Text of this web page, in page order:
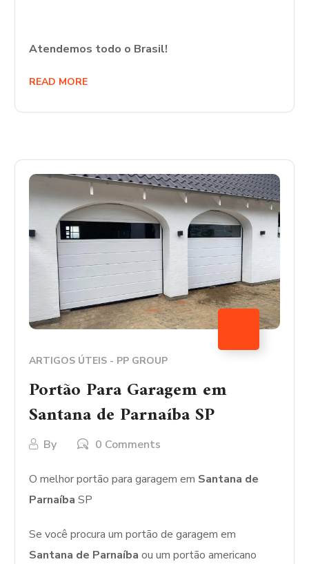
Atendemos todo o Brasil!
READ MORE
ARTIGOS ÚTEIS - PP GROUP
Portão Para Garagem em
Santana de Parnaíba SP
By 0 Comments
O melhor portão para garagem em Santana de
Parnaíba SP
Se você procura um portão de garagem em
Santana de Parnaíbaou um portão americano